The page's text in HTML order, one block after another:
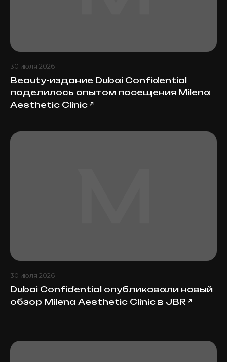
30 июля 2026
Beauty-издание Dubai Confidential
поделилось опытом посещения Milena
Aesthetic Clinic ↗
30 июля 2026
Dubai Confidential опубликовали новый
обзор Milena Aesthetic Clinic в JBR ↗